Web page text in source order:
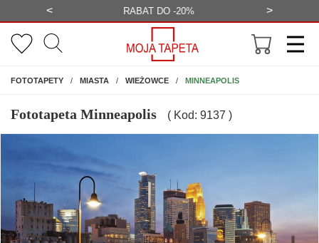
< BEZPŁATNA WIZUALIZACJA >
FOTOTAPETYNA ŚCIANĘ
MIASTA WIEŻOWCE MINNEAPOLIS
Fototapeta Minneapolis ( Kod: 9137 )